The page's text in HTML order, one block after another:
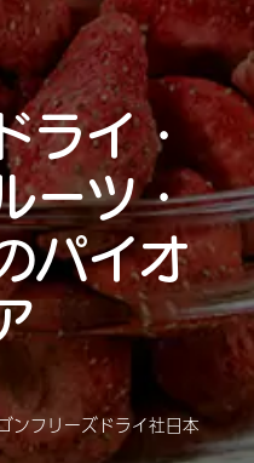
ライ・
ーツ・
パイオ
ンフリーズドライ社日本